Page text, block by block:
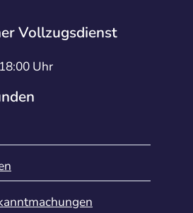
Vollzugsdienst
Uhr